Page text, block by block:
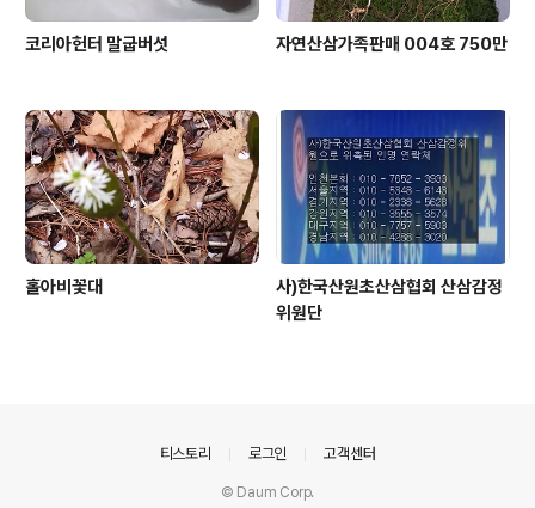
코리아헌터 말굽버섯 자연산삼가족판매 004호 750만
홀아비꽃대
사)한국산원초산삼협회 산삼감정
위원단
티스토리 로그인 고객센터
© Daum Corp.